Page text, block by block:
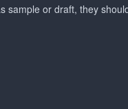
sample or draft, they